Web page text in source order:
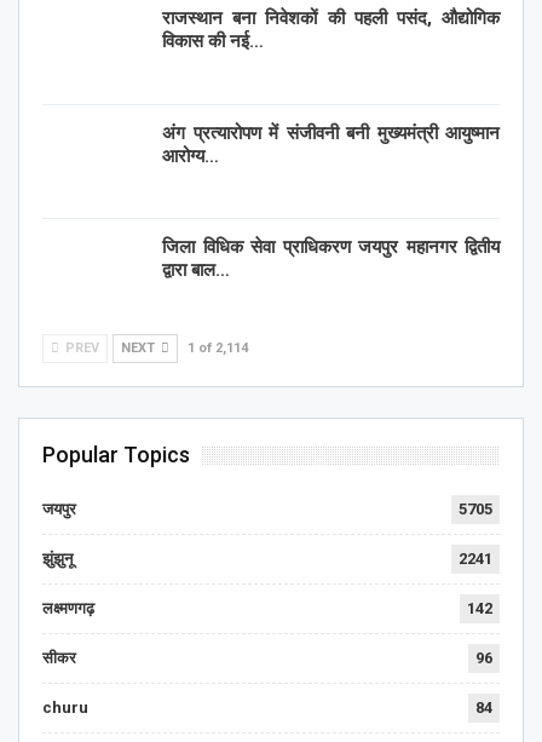
राजस्थान बना निवेशकों की पहली पसंद, औद्योगिक
विकास की नई…
अंग प्रत्यारोपण में संजीवनी बनी मुख्यमंत्री आयुष्मान
आरोग्य…
जिला विधिक सेवा प्राधिकरण जयपुर महानगर द्वितीय
द्वारा बाल…
PREV NEXT 1 of 2,114
Popular Topics
जयपुर 5705
झुंझुनू 2241
लक्ष्मणगढ़ 142
सीकर 96
churu 84